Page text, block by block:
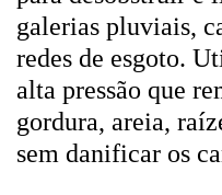
galerias pluviais,
redes de esgoto.
alta pressão que
gordura, areia,
sem danificar os